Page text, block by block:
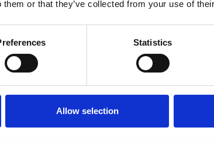
them or that they’ve collected from your use of
Statistics
Allow selection